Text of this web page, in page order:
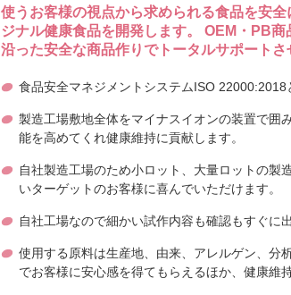
2025年4月4日
三方シール入りのスティッ
いる
2025年2月5日
2025年1月8日
本年もよろしくお願いいた
使うお客様の視点から求められる食品を安
ジナル健康食品を開発します。 OEM・PB
沿った安全な商品作りでトータルサポートさ
食品安全マネジメントシステムISO
製造工場敷地全体をマイナスイオンの装置で囲
能を高めてくれ健康維持に貢献します。
自社製造工場のため小ロット、大量ロットの製
いターゲットのお客様に喜んでいただけます。
自社工場なので細かい試作内容も確認もすぐに
使用する原料は生産地、由来、アレルゲン、分
でお客様に安心感を得てもらえるほか、健康維